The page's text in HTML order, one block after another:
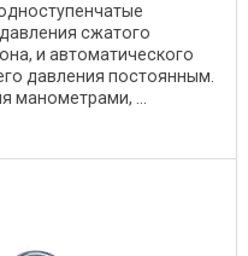
сжатого
и автоматического
давления постоянным.
манометрами, ...